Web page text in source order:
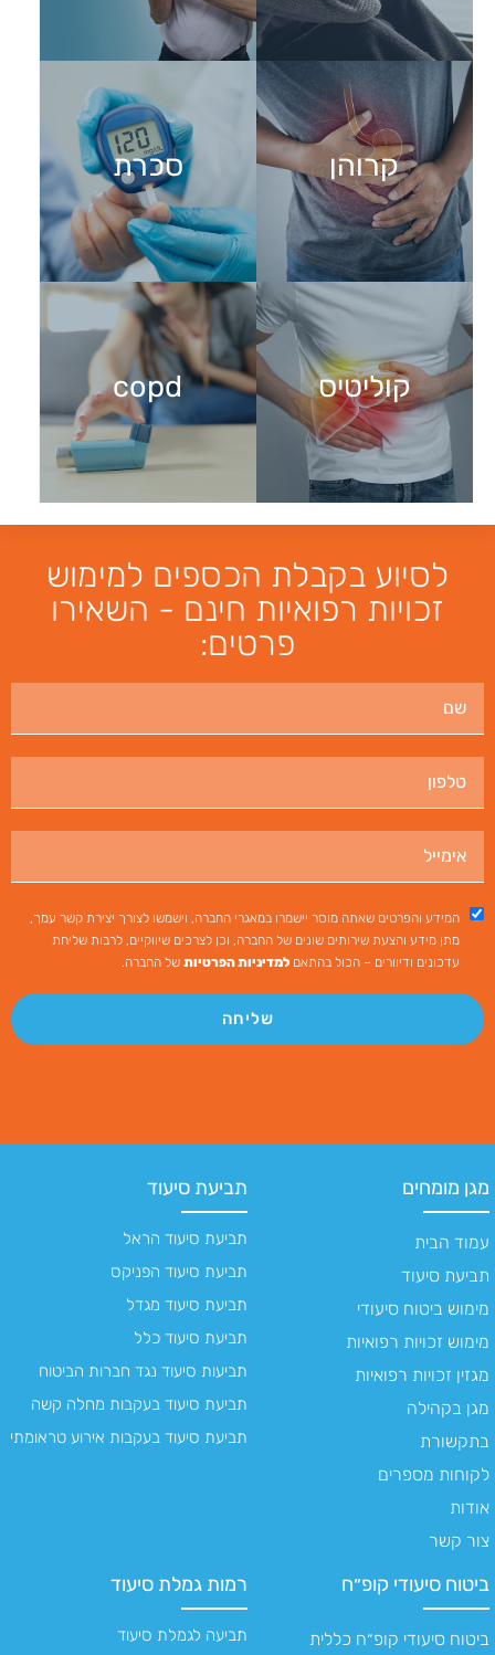
קרוהן
קרוהן
לחץ כאן
סכרת
סכרת
לחץ כאן
קוליטיס
קוליטיס
לחץ כאן
copd
copd
לחץ כאן
לסיוע בקבלת הכספים למימוש
זכויות רפואיות חינם - השאירו
פרטים:
המידע והפרטים שאתה מוסר יישמרו במאגרי החברה, וישמשו לצורך יצירת קשר עמך,
מתן מידע והצעת שירותים שונים של החברה, וכן לצרכים שיווקיים, לרבות שליחת
עדכונים ודיוורים – הכול בהתאםלמדיניות הפרטיות של החברה.
שליחה
מגן מומחים
עמוד הבית
תביעת סיעוד
מימוש ביטוח סיעודי
מימוש זכויות רפואיות
מגזין זכויות רפואיות
מגן בקהילה
בתקשורת
לקוחות מספרים
אודות
צור קשר
תביעת סיעוד
תביעת סיעוד הראל
תביעת סיעוד הפניקס
תביעת סיעוד מגדל
תביעת סיעוד כלל
תביעות סיעוד נגד חברות הביטוח
תביעת סיעוד בעקבות מחלה קשה
תביעת סיעוד בעקבות אירוע טראומתי
ביטוח סיעודי קופ״ח
ביטוח סיעודי קופ״ח כללית
רמות גמלת סיעוד
תביעה לגמלת סיעוד